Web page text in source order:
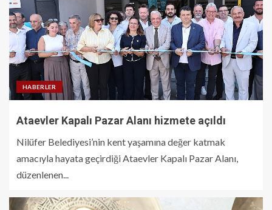
HABERLER
Ataevler Kapalı Pazar Alanı hizmete açıldı
Nilüfer Belediyesi’nin kent yaşamına değer katmak
amacıyla hayata geçirdiği Ataevler Kapalı Pazar Alanı,
düzenlenen...